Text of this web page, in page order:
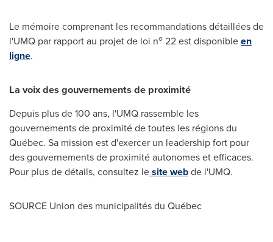
Le mémoire comprenant les recommandations détaillées de
l'UMQ par rapport au projet de loi no 22 est disponibleen
ligne.
La voix des gouvernements de proximité
Depuis plus de 100 ans, l'UMQ rassemble les
gouvernements de proximité de toutes les régions du
Québec. Sa mission est d'exercer un leadership fort pour
des gouvernements de proximité autonomes et efficaces.
Pour plus de détails, consultez lesite webde l'UMQ.
SOURCE Union des municipalités du Québec